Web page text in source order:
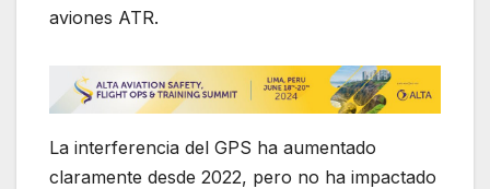
aviones ATR.
La interferencia del GPS ha aumentado
claramente desde 2022, pero no ha impactado